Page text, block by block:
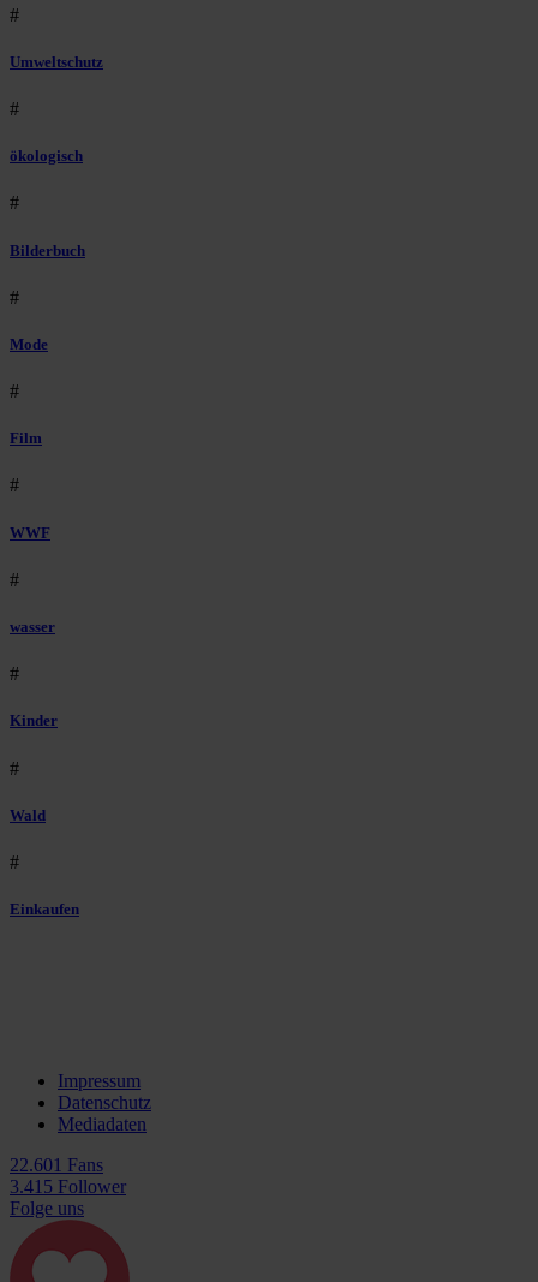
#
Umweltschutz
#
ökologisch
#
Bilderbuch
#
Mode
#
Film
#
WWF
#
wasser
#
Kinder
#
Wald
#
Einkaufen
Impressum
Datenschutz
Mediadaten
22.601 Fans
3.415 Follower
Folge uns